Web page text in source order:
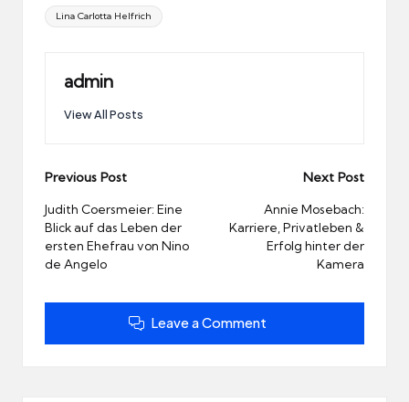
Tags:
Lina Carlotta Helfrich
admin
View All Posts
Post
navigation
Previous Post
Judith Coersmeier: Eine
Blick auf das Leben der
ersten Ehefrau von Nino
de Angelo
Next Post
Annie Mosebach:
Karriere, Privatleben &
Erfolg hinter der
Kamera
Leave a Comment